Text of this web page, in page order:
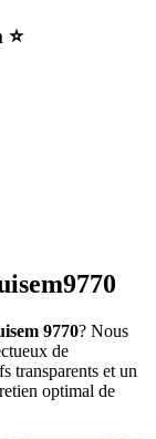
9770? Nous
de
transparents et un
optimal de